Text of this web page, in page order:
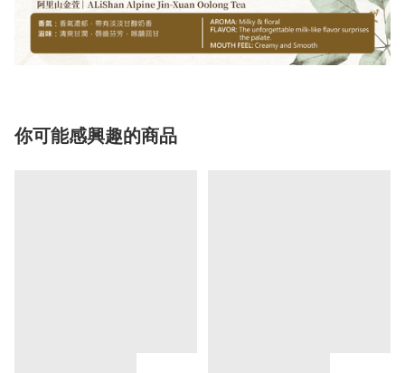
你可能感興趣的商品